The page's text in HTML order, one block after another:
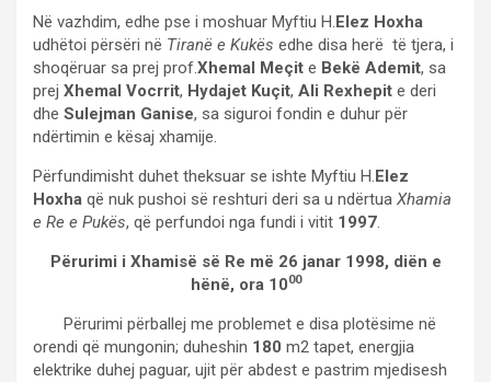
Në vazhdim, edhe pse i moshuar Myftiu H.Elez Hoxha
udhëtoi përsëri në Tiranë e Kukës edhe disa herë të tjera, i
shoqëruar sa prej prof.Xhemal Meçit e Bekë Ademit, sa
prej Xhemal Vocrrit, Hydajet Kuçit, Ali Rexhepit e deri
dhe Sulejman Ganise, sa siguroi fondin e duhur për
ndërtimin e kësaj xhamije.
Përfundimisht duhet theksuar se ishte Myftiu H.Elez
Hoxha që nuk pushoi së reshturi deri sa u ndërtua Xhamia
e Re e Pukës, që perfundoi nga fundi i vitit 1997.
Përurimi i Xhamisë së Re më 26 janar 1998, diën e
hënë, ora 1000
Përurimi përballej me problemet e disa plotësime në
orendi që mungonin; duheshin 180 m2 tapet, energjia
elektrike duhej paguar, ujit për abdest e pastrim mjedisesh